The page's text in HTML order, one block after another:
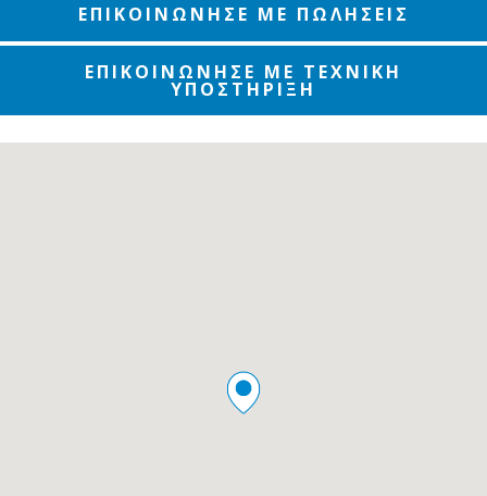
ΕΠΙΚΟΙΝΩΝΗΣΕ ΜΕ ΠΩΛΗΣΕΙΣ
ΕΠΙΚΟΙΝΩΝΗΣΕ ΜΕ ΤΕΧΝΙΚΗ
ΥΠΟΣΤΗΡΙΞΗ